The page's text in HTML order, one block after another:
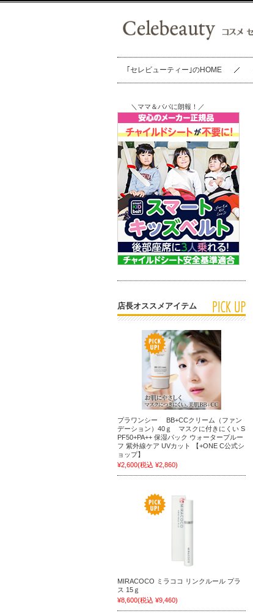
｢セレビューティー｣のHOME
＼ママ＆パパに朗報！／
店長オススメアイテム
プラワンシー BB+CCクリーム（ファン
デーション）40ｇ マスクに付きにくい S
PF50+PA++ 保湿パック ウォータープルー
フ 紫外線ケア UVカット 【+ONE C公式シ
ョップ】
¥2,600(税込 ¥2,860)
MIRACOCO ミラココ リンクルール プラ
ス 15ｇ
¥8,600(税込 ¥9,460)